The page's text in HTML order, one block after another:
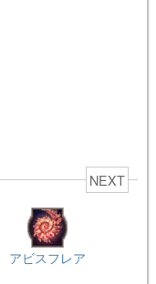
NEXT
アビスフレア